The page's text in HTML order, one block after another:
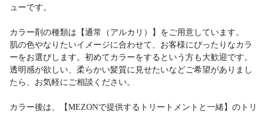
ューです。
カラー剤の種類は【通常（アルカリ）】をご用意しています。
肌の色やなりたいイメージに合わせて、お客様にぴったりなカラ
ーをお選びします。初めてカラーをするという方も大歓迎です。
透明感が欲しい、柔らかい髪質に見せたいなどご希望がありまし
たら、お気軽にご相談ください。
カラー後は、【MEZONで提供するトリートメントと一緒】のトリ